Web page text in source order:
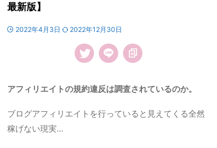
最新版】
2022年4月3日 2022年12月30日
アフィリエイトの規約違反は調査されているのか。
ブログアフィリエイトを行っていると見えてくる全然
稼げない現実…